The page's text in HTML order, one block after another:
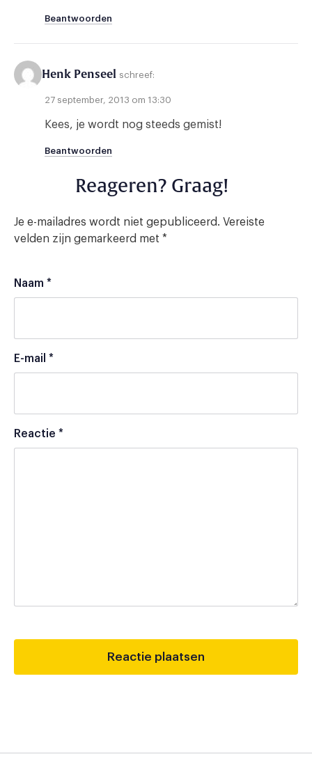
Beantwoorden
Henk Penseel schreef:
27 september, 2013 om 13:30
Kees, je wordt nog steeds gemist!
Beantwoorden
Reageren? Graag!
Je e-mailadres wordt niet gepubliceerd. Vereiste
velden zijn gemarkeerd met *
Naam *
E-mail *
Reactie *